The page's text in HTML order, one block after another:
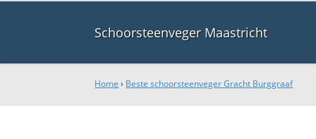
Schoorsteenveger Maastricht
Home › Beste schoorsteenveger Gracht Burggraaf